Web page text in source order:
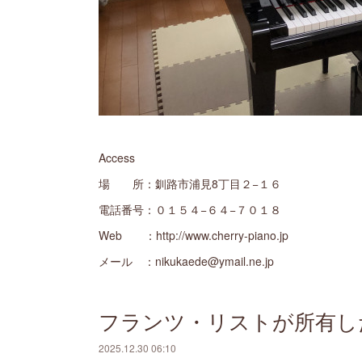
Access
場 所：釧路市浦見8丁目２−１６
電話番号：０１５４−６４−７０１８
Web ：http://www.cherry-piano.jp
メール ：nikukaede@ymail.ne.jp
フランツ・リストが所有
2025.12.30 06:10